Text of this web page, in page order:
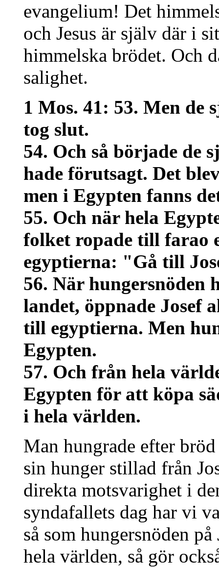
evangelium! Det
och Jesus är själv där i
himmelska brödet. Och
salighet.
1 Mos. 41: 53. Men de
tog slut.
54. Och så började de
hade förutsagt. Det
men i Egypten fanns
55. Och när hela
folket ropade till farao
egyptierna: "Gå till
56. När hungersnöden
landet, öppnade Josef
till egyptierna. Men
Egypten.
57. Och från hela
Egypten för att köpa
i hela världen.
Man hungrade efter
sin hunger stillad från
direkta motsvarighet i
syndafallets dag har vi
så som hungersnöden
hela världen, så gör